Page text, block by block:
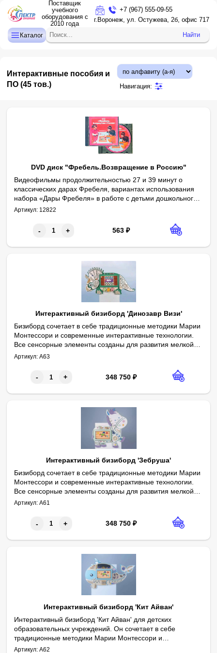
Поставщик
учебного
оборудования с
2010 года
+7 (967) 555-09-55
г.Воронеж, ул. Остужева, 2б, офис 717
Каталог
ДЕТСКИЙ САД
НАЧАЛЬНАЯ ШКОЛА
ДОПОЛНИТЕЛЬНОЕ ОБРАЗОВАНИЕ
КАБИНЕТ ЛОГОПЕДА/ПСИХОЛОГА
Найти
Интерактивные пособия и
ПО (45 тов.) Навигация:
DVD диск "Фребель.Возвращение в Россию"
Видеофильмы продолжительностью 27 и 39 минут о
классических дарах Фребеля, вариантах использования
набора «Дары Фребеля» в работе с детьми дошкольного
возраста и особенностях его применения в различных
Дополнение к фильмам: видеоинтервью В.Т. Кудрявцева,
Авторы: С.И. Мусиенко, В.В. Кожевникова.
Артикул: 12822
- + 563 ₽
Интерактивный бизиборд 'Динозавр Визи'
Бизиборд сочетает в себе традиционные методики Марии
Монтессори и современные интерактивные технологии.
Все сенсорные элементы созданы для развития мелкой
моторики, мышления, логики и идеально находятся на
На центральной части расположена интерактивная
Комплектация:
Встроенная интерактивная панель 25 дюймов, Full HD,
Программное обеспечение "Дошкольное Образование"
Традиционные развивающие элементы в археологической
Интерактивный квест "5 Островов"
Интерактивная раскраска "Оживариум"
Габариты:1676х916х100 мм
Артикул: А63
- + 348 750 ₽
Интерактивный бизиборд 'Зебруша'
Бизиборд сочетает в себе традиционные методики Марии
Монтессори и современные интерактивные технологии.
Все сенсорные элементы созданы для развития мелкой
моторики, мышления, логики и идеально находятся на
На центральной части расположена интерактивная
Комплектация:
Встроенная интерактивная панель 25 дюймов, Full HD,
Габариты:1320х1488х100 мм
Артикул: А61
- + 348 750 ₽
Интерактивный бизиборд 'Кит Айван'
Интерактивный бизиборд 'Кит Айван' для детских
образовательных учреждений. Он сочетает в себе
традиционные методики Марии Монтессори и
современные интерактивные технологии. Все сенсорные
Комплектация:
Встроенная интерактивная панель 25 дюймов, Full HD,
Габариты:1945х860х100 мм
Артикул: А62